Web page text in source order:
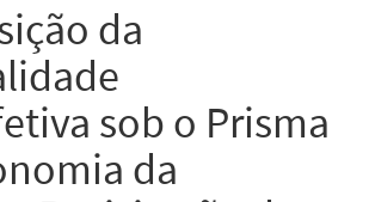
da
sob o Prisma
da